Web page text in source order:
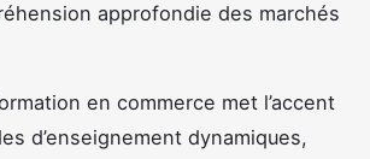
approfondie des marchés
en commerce met l’accent
d’enseignement dynamiques,